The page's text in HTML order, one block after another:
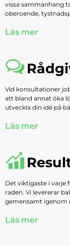
vissa sammanhang
oberoende,
Läs mer
Vid konsultationer
att bland annat öka
utveckla din idé på
Läs mer
Det viktigaste i varje
raden. Vi levererar
gemensamt igenom
Läs mer